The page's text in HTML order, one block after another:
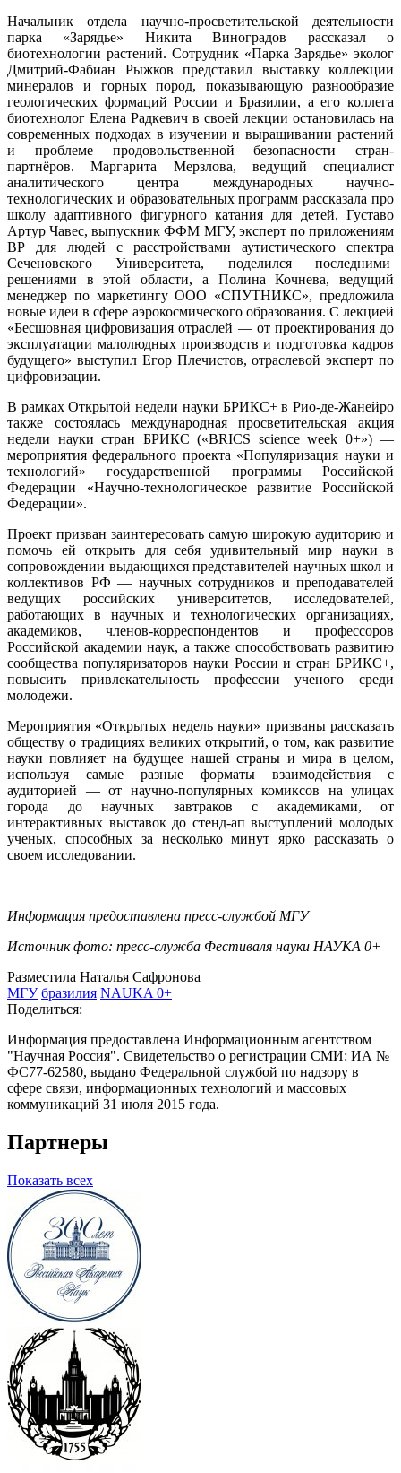
Начальник отдела научно-просветительской деятельности
парка «Зарядье» Никита Виноградов рассказал о
биотехнологии растений. Сотрудник «Парка Зарядье» эколог
Дмитрий-Фабиан Рыжков представил выставку коллекции
минералов и горных пород, показывающую разнообразие
геологических формаций России и Бразилии, а его коллега
биотехнолог Елена Радкевич в своей лекции остановилась на
современных подходах в изучении и выращивании растений
и проблеме продовольственной безопасности стран-
партнёров. Маргарита Мерзлова, ведущий специалист
аналитического центра международных научно-
технологических и образовательных программ рассказала про
школу адаптивного фигурного катания для детей, Густаво
Артур Чавес, выпускник ФФМ МГУ, эксперт по приложениям
ВР для людей с расстройствами аутистического спектра
Сеченовского Университета, поделился последними
решениями в этой области, а Полина Кочнева, ведущий
менеджер по маркетингу ООО «СПУТНИКС», предложила
новые идеи в сфере аэрокосмического образования. С лекцией
«Бесшовная цифровизация отраслей — от проектирования до
эксплуатации малолюдных производств и подготовка кадров
будущего» выступил Егор Плечистов, отраслевой эксперт по
цифровизации.
В рамках Открытой недели науки БРИКС+ в Рио-де-Жанейро
также состоялась международная просветительская акция
недели науки стран БРИКС («BRICS science week 0+») —
мероприятия федерального проекта «Популяризация науки и
технологий» государственной программы Российской
Федерации «Научно-технологическое развитие Российской
Федерации».
Проект призван заинтересовать самую широкую аудиторию и
помочь ей открыть для себя удивительный мир науки в
сопровождении выдающихся представителей научных школ и
коллективов РФ — научных сотрудников и преподавателей
ведущих российских университетов, исследователей,
работающих в научных и технологических организациях,
академиков, членов-корреспондентов и профессоров
Российской академии наук, а также способствовать развитию
сообщества популяризаторов науки России и стран БРИКС+,
повысить привлекательность профессии ученого среди
молодежи.
Мероприятия «Открытых недель науки» призваны рассказать
обществу о традициях великих открытий, о том, как развитие
науки повлияет на будущее нашей страны и мира в целом,
используя самые разные форматы взаимодействия с
аудиторией — от научно-популярных комиксов на улицах
города до научных завтраков с академиками, от
интерактивных выставок до стенд-ап выступлений молодых
ученых, способных за несколько минут ярко рассказать о
своем исследовании.
Информация предоставлена пресс-службой МГУ
Источник фото: пресс-служба Фестиваля науки НАУКА 0+
Разместила Наталья Сафронова
МГУ бразилия NAUKA 0+
Поделиться:
Информация предоставлена Информационным агентством
"Научная Россия". Свидетельство о регистрации СМИ: ИА №
ФС77-62580, выдано Федеральной службой по надзору в
сфере связи, информационных технологий и массовых
коммуникаций 31 июля 2015 года.
Партнеры
Показать всех